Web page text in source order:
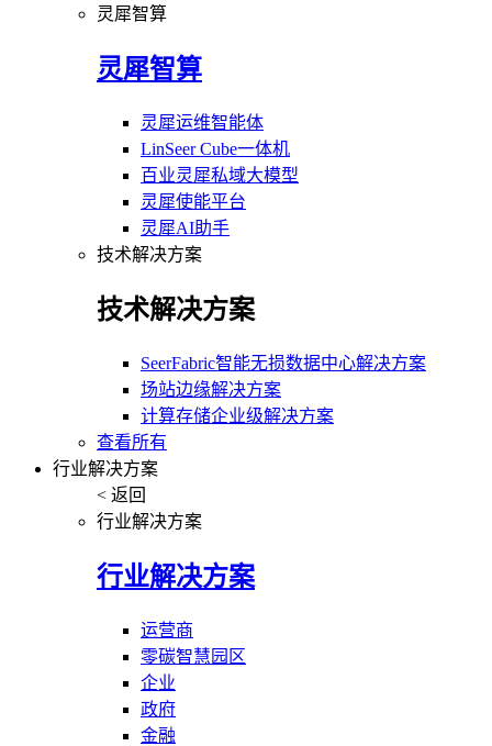
灵犀智算
灵犀智算
灵犀运维智能体
LinSeer Cube一体机
百业灵犀私域大模型
灵犀使能平台
灵犀AI助手
技术解决方案
技术解决方案
SeerFabric智能无损数据中心解决方案
场站边缘解决方案
计算存储企业级解决方案
查看所有
行业解决方案
< 返回
行业解决方案
行业解决方案
运营商
零碳智慧园区
企业
政府
金融